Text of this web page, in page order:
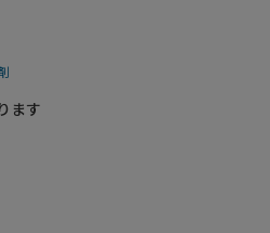
筍など。
ます